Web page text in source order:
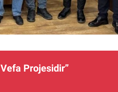
Projesidir”